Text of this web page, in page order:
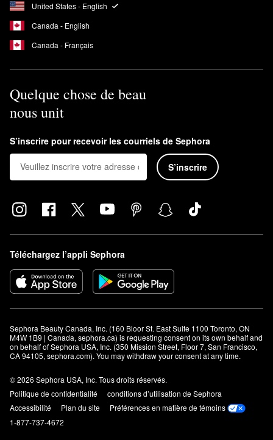
United States - English
Canada - English
Canada - Français
Quelque chose de beau
nous unit
S’inscrire pour recevoir les courriels de Sephora
S’inscrire
Téléchargez l’appli Sephora
Sephora Beauty Canada, Inc. (160 Bloor St. East Suite 1100 Toronto, ON
M4W 1B9 | Canada, sephora.ca) is requesting consent on its own behalf and
on behalf of Sephora USA, Inc. (350 Mission Street, Floor 7, San Francisco,
CA 94105, sephora.com). You may withdraw your consent at any time.
© 2026 Sephora USA, Inc. Tous droits réservés.
Politique de confidentialité
conditions d’utilisation de Sephora
Accessibilité
Plan du site
Préférences en matière de témoins
1-877-737-4672